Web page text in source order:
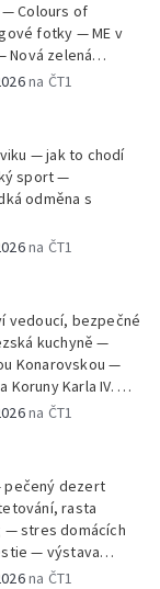
Colours of
fotky — ME v
Nová zelená
Prize Czech
na ČT1
— jak to chodí
sport —
odměna s
na ČT1
vedoucí, bezpečné
kuchyně —
Konarovskou —
Karla IV. —
Šindel
na ČT1
dezert
rasta
— stres domácích
— výstava
na ČT1